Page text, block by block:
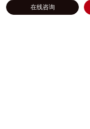
在线咨询